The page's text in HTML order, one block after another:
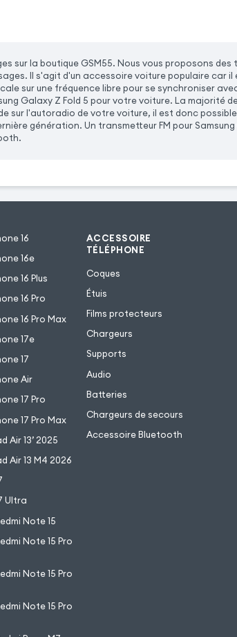
sur la boutique GSM55. Nous vous proposons des
Il s'agit d'un accessoire voiture populaire car
sur une fréquence libre pour se synchroniser
Galaxy Z Fold 5 pour votre voiture. La majorité
sur l'autoradio de votre voiture, il est donc
génération. Un transmetteur FM pour
16
16e
16 Plus
16 Pro
16 Pro Max
17e
17
Air
17 Pro
17 Pro Max
Air 13’ 2025
Air 13 M4 2026
Ultra
Note 15
Note 15 Pro
Note 15 Pro
Note 15 Pro
ACCESSOIRE
TÉLÉPHONE
Coques
Étuis
Films protecteurs
Chargeurs
Supports
Audio
Batteries
Chargeurs de secours
Accessoire Bluetooth